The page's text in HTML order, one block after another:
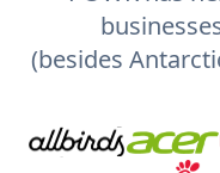
(besides